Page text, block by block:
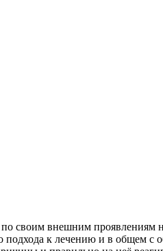
своим внешним проявлениям
подхода к лечению и в общем